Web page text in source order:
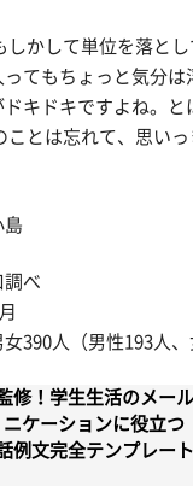
しかして単位を落と
てもちょっと気分は
キドキですよね。と
ことは忘れて、思い
島
調べ
390人（男性193人、
修！学生生活のメー
ニケーションに役立つ
例文完全テンプレー